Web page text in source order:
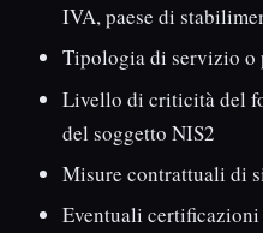
IVA, paese di
Tipologia di servizio o
Livello di criticità del
del soggetto NIS2
Misure contrattuali di
Eventuali